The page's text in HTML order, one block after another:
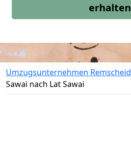
erhalten
Umzugsunternehmen Remscheid
Sawai nach Lat Sawai